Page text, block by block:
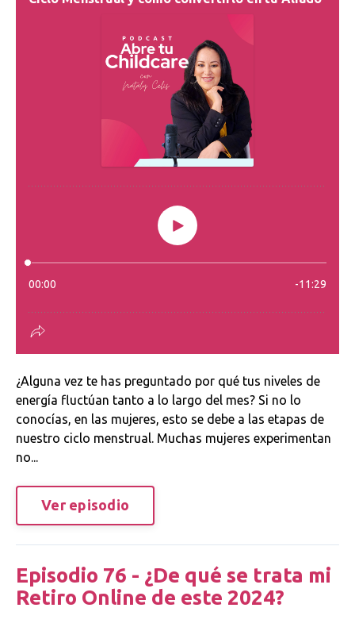
¿Alguna vez te has preguntado por qué tus niveles de
energía fluctúan tanto a lo largo del mes? Si no lo
conocías, en las mujeres, esto se debe a las etapas de
nuestro ciclo menstrual. Muchas mujeres experimentan
no...
Ver episodio
Episodio 76 - ¿De qué se trata mi
Retiro Online de este 2024?